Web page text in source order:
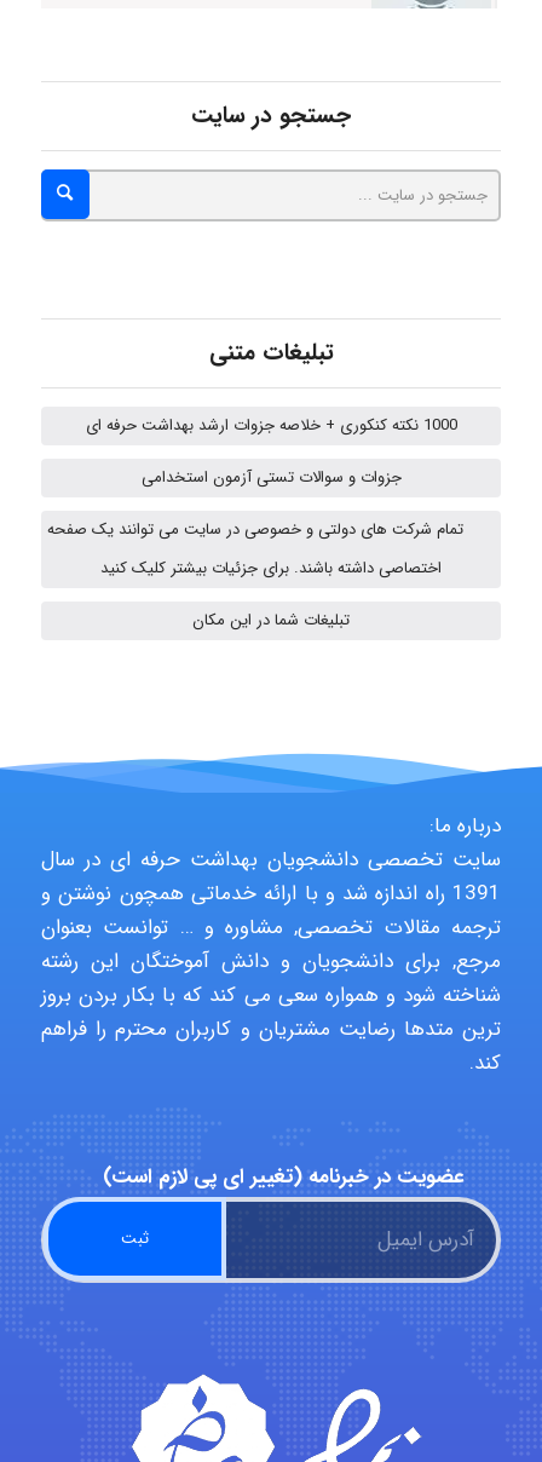
Kati
ehtesham
A.balandeh
aghajari vahid
Poubakhtiari
hosein abdolvand
Kati
emami
جستجو در سایت
تبلیغات متنی
1000 نکته کنکوری + خلاصه جزوات ارشد بهداشت حرفه ای
جزوات و سوالات تستی آزمون استخدامی
تمام شرکت های دولتی و خصوصی در سایت می توانند یک صفحه
اختصاصی داشته باشند. برای جزئیات بیشتر کلیک کنید
تبلیغات شما در این مکان
درباره ما:
سایت تخصصی دانشجویان بهداشت حرفه ای در سال
1391 راه اندازه شد و با ارائه خدماتی همچون نوشتن و
ترجمه مقالات تخصصی, مشاوره و … توانست بعنوان
مرجع, برای دانشجویان و دانش آموختگان این رشته
شناخته شود و همواره سعی می کند که با بکار بردن بروز
ترین متدها رضایت مشتریان و کاربران محترم را فراهم
کند.
عضویت در خبرنامه (تغییر ای پی لازم است)